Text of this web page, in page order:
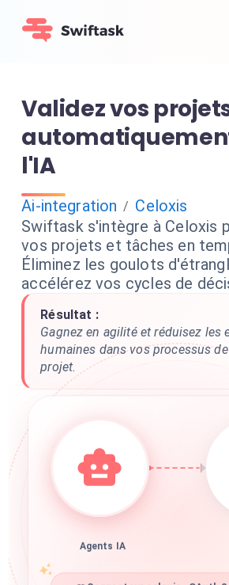
Validez vos
l'IA
Ai-integration / Celoxis
Swiftask s'intègre à Celoxis
vos projets et tâches en
Éliminez les goulots
accélérez vos cycles de
Résultat :
Gagnez en agilité et réduisez les
humaines dans vos processus
projet.
Agents IA